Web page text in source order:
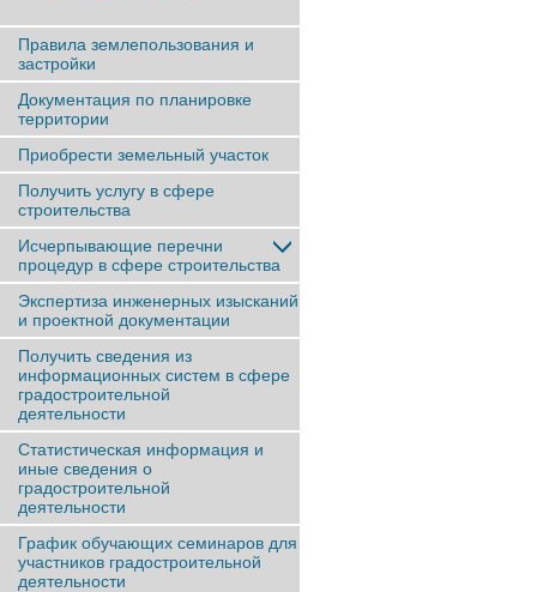
Правила землепользования и
застройки
Документация по планировке
территории
Приобрести земельный участок
Получить услугу в сфере
строительства
Исчерпывающие перечни
процедур в сфере строительства
Экспертиза инженерных изысканий
и проектной документации
Получить сведения из
информационных систем в сфере
градостроительной
деятельности
Статистическая информация и
иные сведения о
градостроительной
деятельности
График обучающих семинаров для
участников градостроительной
деятельности